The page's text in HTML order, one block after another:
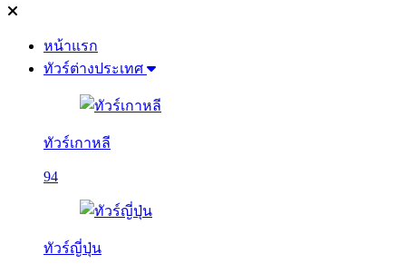
หน้าแรก
ทัวร์ต่างประเทศ
ทัวร์เกาหลี
94
ทัวร์ญี่ปุ่น